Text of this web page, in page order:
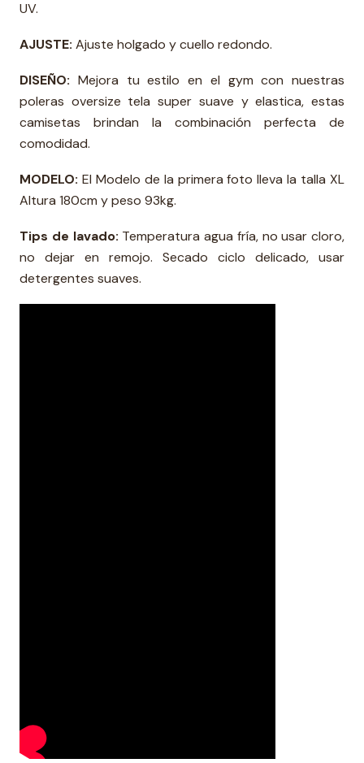
UV.
AJUSTE: Ajuste holgado y cuello redondo.
DISEÑO: Mejora tu estilo en el gym con nuestras
poleras oversize tela super suave y elastica, estas
camisetas brindan la combinación perfecta de
comodidad.
MODELO: El Modelo de la primera foto lleva la talla XL
Altura 180cm y peso 93kg.
Tips de lavado: Temperatura agua fría, no usar cloro,
no dejar en remojo. Secado ciclo delicado, usar
detergentes suaves.